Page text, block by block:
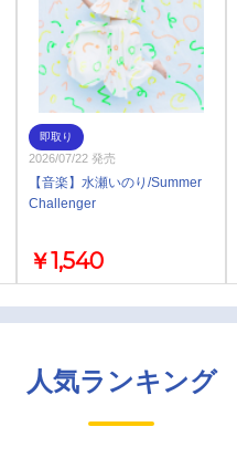
即取り
2026/07/22 発売
【音楽】水瀬いのり/Summer
Challenger
￥1,540
人気ランキング